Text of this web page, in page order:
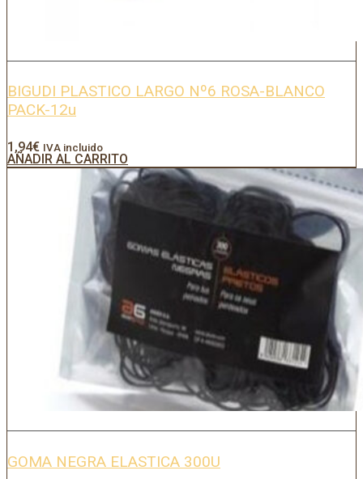
BIGUDI PLASTICO LARGO Nº6 ROSA-BLANCO
PACK-12u
1,94€ IVA incluido
AÑADIR AL CARRITO
GOMA NEGRA ELASTICA 300U